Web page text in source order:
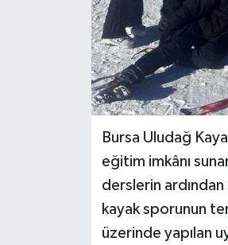
Bursa Uludağ
eğitim imkânı
derslerin
kayak sporunun
üzerinde yapılan